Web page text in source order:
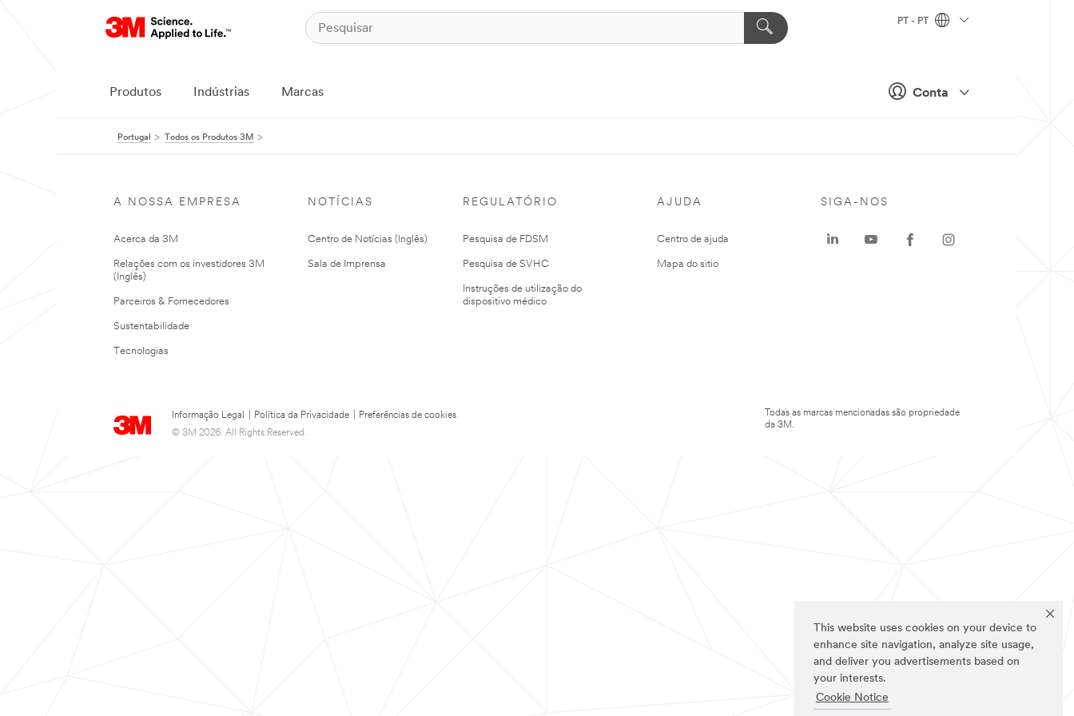
This website uses cookies on your device to
enhance site navigation, analyze site usage,
and deliver you advertisements based on
your interests.
Cookie Notice
Conta
PT - PT
Produtos Indústrias Marcas
Portugal Todos os Produtos 3M
A NOSSA EMPRESA
Acerca da 3M
Relações com os investidores 3M
(Inglês)
Parceiros & Fornecedores
Sustentabilidade
Tecnologias
NOTÍCIAS
Centro de Notícias (Inglês)
Sala de Imprensa
REGULATÓRIO
Pesquisa de FDSM
Pesquisa de SVHC
Instruções de utilização do
dispositivo médico
AJUDA
Centro de ajuda
Mapa do sitio
Informação Legal Política da Privacidade
Preferências de cookies
© 3M 2026. All Rights Reserved.
SIGA-NOS
Todas as marcas mencionadas são propriedade
da 3M.